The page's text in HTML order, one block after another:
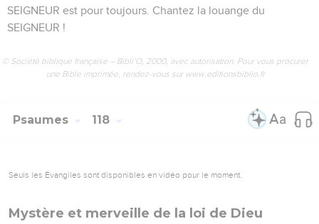
SEIGNEUR est pour toujours. Chantez la louange du
SEIGNEUR !
© Société biblique française – Bibli’O, 2000, avec autorisation. Pour vous procurer
une Bible imprimée, rendez-vous sur www.editionsbiblio.fr
Psaumes 118
Seuls les Évangiles sont disponibles en vidéo pour le moment.
Mystère et merveille de la loi de Dieu